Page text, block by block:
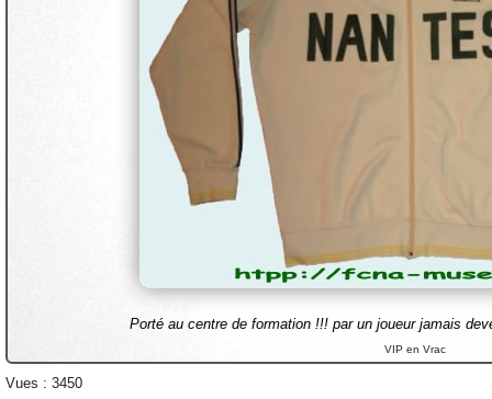
Porté au centre de formation !!! par un joueur jamais
VIP en Vrac
Vues : 3450